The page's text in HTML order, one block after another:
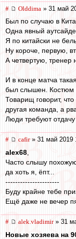
# Olddima » 31 май
Был по случаю в
Одна явный
Я по китайски не
Ну короче, первую,
А четвертую, тренер
И в конце матча
был слышен. Костюм
Товарищ говорит,
другая команда, а
Люди требуют
# cafir» 31 май 2019
alex68
Часто слышу
да хоть я, ёпт...
----------------------
Буду крайне тебе
Ещё даже не вечер
# alek.vladimir» 31
Новые хозяева на